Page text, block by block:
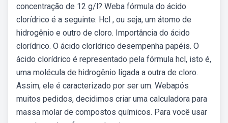
concentração de 12 g/l? Weba fórmula do ácido
clorídrico é a seguinte: Hcl , ou seja, um átomo de
hidrogênio e outro de cloro. Importância do ácido
clorídrico. O ácido clorídrico desempenha papéis. O
ácido clorídrico é representado pela fórmula hcl, isto é,
uma molécula de hidrogênio ligada a outra de cloro.
Assim, ele é caracterizado por ser um. Webapós
muitos pedidos, decidimos criar uma calculadora para
massa molar de compostos químicos. Para você usar